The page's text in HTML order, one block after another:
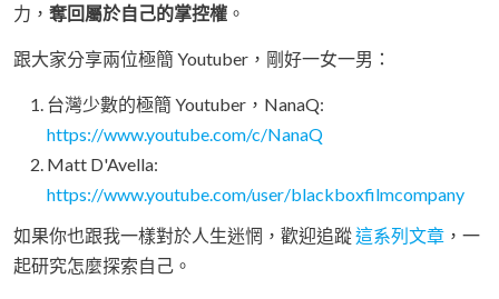
力， 奪回屬於自己的掌控權 。
跟大家分享兩位極簡 Youtuber，剛好一女一男：
台灣少數的極簡 Youtuber，NanaQ:
https://www.youtube.com/c/NanaQ
Matt D'Avella:
https://www.youtube.com/user/blackboxfilmcompany
如果你也跟我一樣對於人生迷惘，歡迎追蹤這系列文章 ，一
起研究怎麼探索自己。